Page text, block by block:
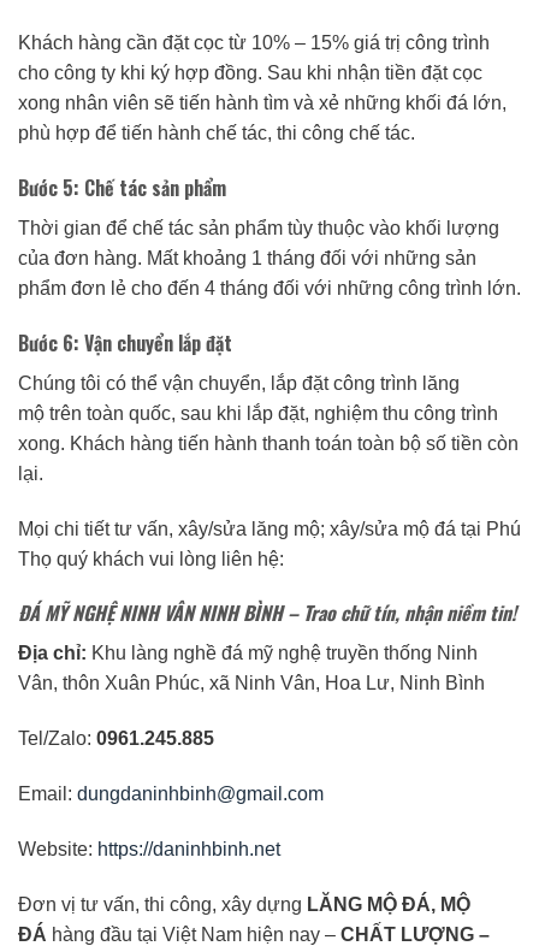
Khách hàng cần đặt cọc từ 10% – 15% giá trị công trình
cho công ty khi ký hợp đồng. Sau khi nhận tiền đặt cọc
xong nhân viên sẽ tiến hành tìm và xẻ những khối đá lớn,
phù hợp để tiến hành chế tác, thi công chế tác.
Bước 5: Chế tác sản phẩm
Thời gian để chế tác sản phẩm tùy thuộc vào khối lượng
của đơn hàng. Mất khoảng 1 tháng đối với những sản
phẩm đơn lẻ cho đến 4 tháng đối với những công trình lớn.
Bước 6: Vận chuyển lắp đặt
Chúng tôi có thể vận chuyển, lắp đặt công trình lăng
mộ trên toàn quốc, sau khi lắp đặt, nghiệm thu công trình
xong. Khách hàng tiến hành thanh toán toàn bộ số tiền còn
lại.
Mọi chi tiết tư vấn, xây/sửa lăng mộ; xây/sửa mộ đá tại Phú
Thọ quý khách vui lòng liên hệ:
ĐÁ MỸ NGHỆ NINH VÂN NINH BÌNH – Trao chữ tín, nhận niềm tin!
Địa chỉ: Khu làng nghề đá mỹ nghệ truyền thống Ninh
Vân, thôn Xuân Phúc, xã Ninh Vân, Hoa Lư, Ninh Bình
Tel/Zalo: 0961.245.885
Email: dungdaninhbinh@gmail.com
Website: https://daninhbinh.net
Đơn vị tư vấn, thi công, xây dựng LĂNG MỘ ĐÁ, MỘ
ĐÁ hàng đầu tại Việt Nam hiện nay – CHẤT LƯỢNG –